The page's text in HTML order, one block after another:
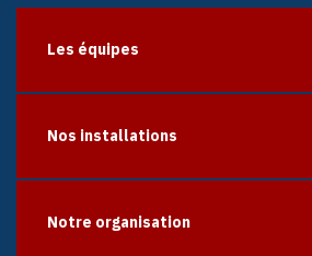
Les équipes
Nos installations
Notre organisation